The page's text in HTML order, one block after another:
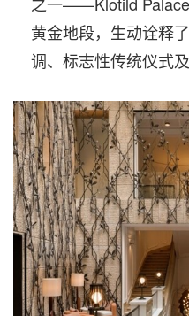
黄金地段，生动诠释
调、标志性传统仪式